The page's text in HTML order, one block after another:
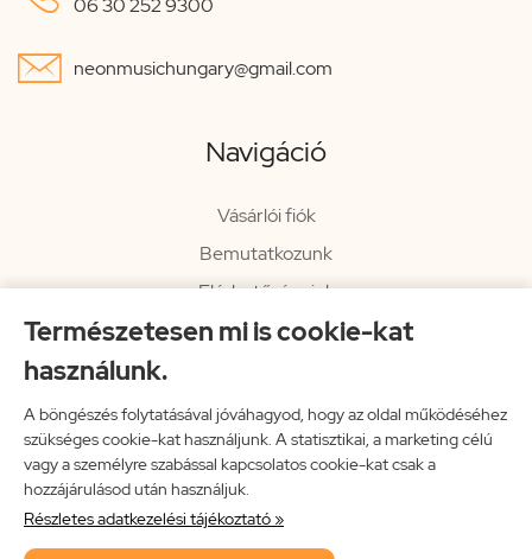
Természetesen mi is cookie-kat
használunk.
A böngészés folytatásával jóváhagyod, hogy az oldal működéséhez
szükséges cookie-kat használjunk. A statisztikai, a marketing célú
vagy a személyre szabással kapcsolatos cookie-kat csak a
hozzájárulásod után használjuk.
Részletes adatkezelési tájékoztató »
06 30 252 9300
 neonmusichungary@gmail.com
Navigáció
Vásárlói fiók
Bemutatkozunk
Elérhetőségeink
Hírlevél
Impresszum
Vissza a főoldalra
Neon Music Hungary Bt.